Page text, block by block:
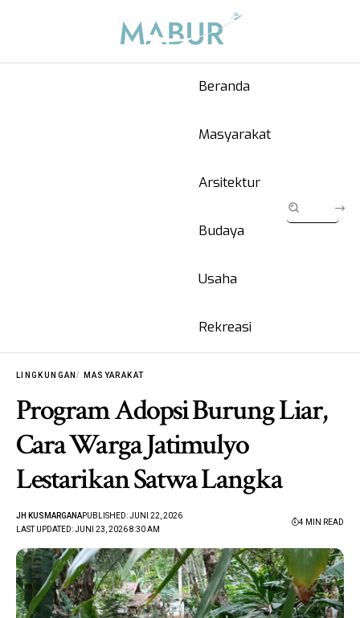
Beranda
Masyarakat
Arsitektur
Budaya
Usaha
Rekreasi
LINGKUNGAN MASYARAKAT
Program Adopsi Burung Liar,
Cara Warga Jatimulyo
Lestarikan Satwa Langka
LAST UPDATED: JUNI 23, 2026 8:30 AM
JH KUSMARGANAPUBLISHED: JUNI 22, 2026
4 MIN READ